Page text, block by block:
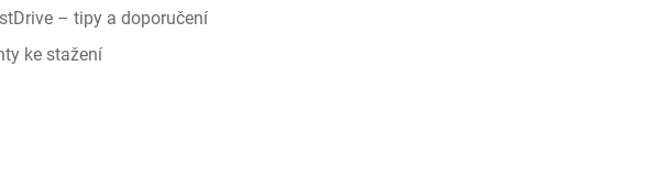
– tipy a doporučení
ke stažení